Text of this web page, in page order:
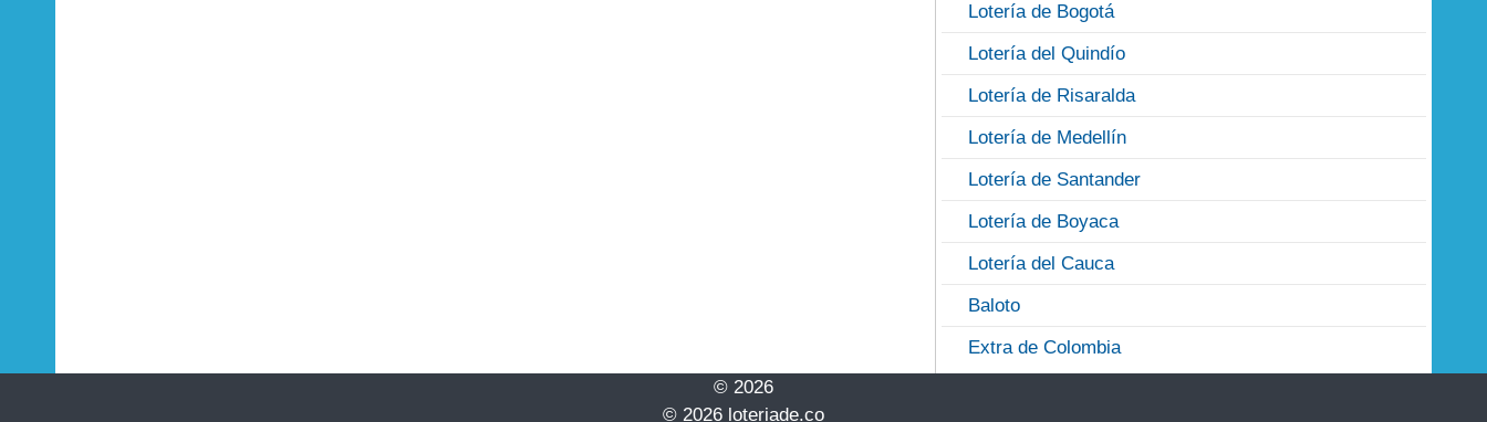
Lotería de Bogotá
Lotería del Quindío
Lotería de Risaralda
Lotería de Medellín
Lotería de Santander
Lotería de Boyaca
Lotería del Cauca
Baloto
Extra de Colombia
© 2026
© 2026 loteriade.co